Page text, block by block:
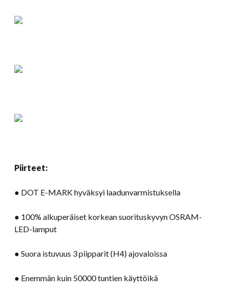
Piirteet:
● DOT E-MARK hyväksyi laadunvarmistuksella
● 100% alkuperäiset korkean suorituskyvyn OSRAM-
LED-lamput
● Suora istuvuus 3 piipparit (H4) ajovaloissa
● Enemmän kuin 50000 tuntien käyttöikä